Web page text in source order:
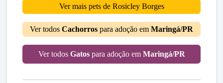
Ver mais pets de Rosicley Borges
Ver todos Cachorros para adoção em Maringá/PR
Ver todos Gatospara adoção em Maringá/PR